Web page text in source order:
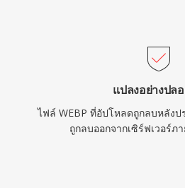
แปลงอย่างปล
ไฟล์ WEBP ที่อัปโหลดถูกลบหลัง
ถูกลบออกจากเซิร์ฟเวอร์ภ